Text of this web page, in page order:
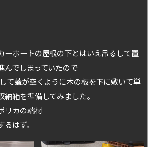
ーポートの屋根の下とはいえ吊るして置
んでしまっていたので
て蓋が空くように木の板を下に敷いて単
箱を準備してみました。
リカの端材
はず。